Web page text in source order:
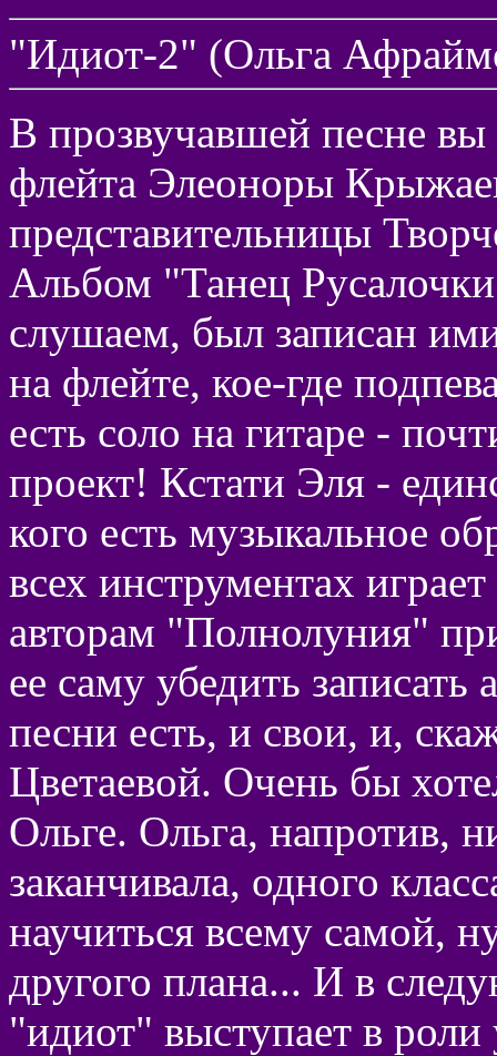
"Идиот-2" (Ольга
В прозвучавшей песне
флейта Элеоноры
представительницы
Альбом "Танец
слушаем, был записан
на флейте, кое-где
есть соло на гитаре -
проект! Кстати Эля -
кого есть музыкальное
всех инструментах
авторам "Полнолуния"
ее саму убедить
песни есть, и свои, и,
Цветаевой. Очень бы
Ольге. Ольга, напротив,
заканчивала, одного
научиться всему самой,
другого плана... И в
"идиот" выступает в